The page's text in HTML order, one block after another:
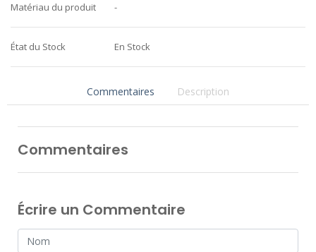
Matériau du produit -
État du Stock En Stock
Commentaires Description
Commentaires
Écrire un Commentaire